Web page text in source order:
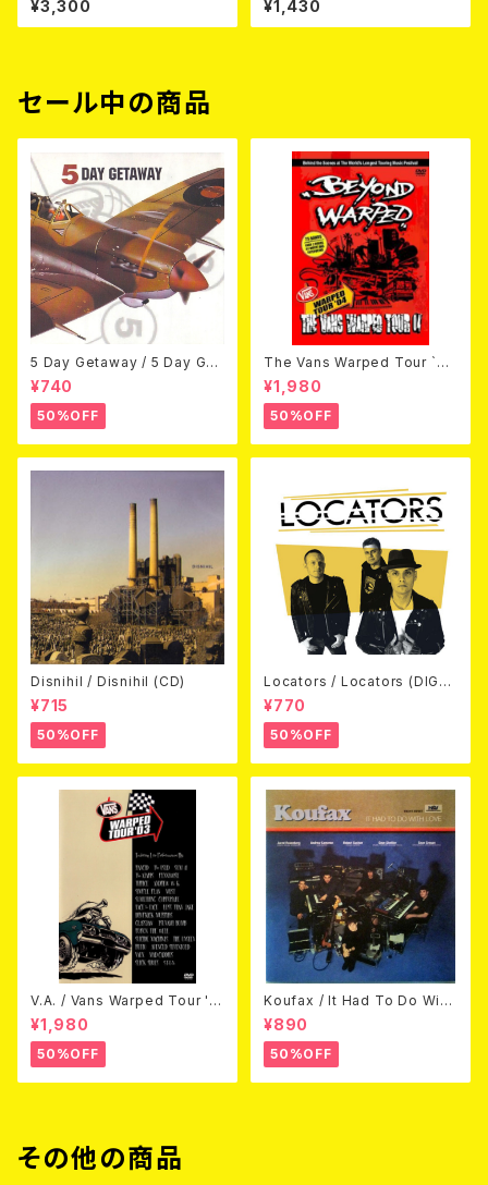
00枚スプラッター)
¥3,300 ¥1,430
セール中の商品
5 Day Getaway / 5 Day Get
away (CDEP)
¥740
50%OFF
The Vans Warped Tour `04
Beyond Warped (国内盤DV
D)
¥1,980
50%OFF
Disnihil / Disnihil (CD)
¥715
50%OFF
Locators / Locators (DIGPA
CK CD)
¥770
50%OFF
V.A. / Vans Warped Tour '0
3 (DVD)
¥1,980
50%OFF
Koufax / It Had To Do With
Love (CD)
¥890
50%OFF
その他の商品